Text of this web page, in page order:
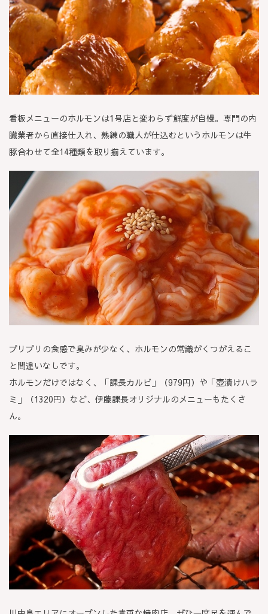
看板メニューのホルモンは1号店と変わらず鮮度が自慢。専門の内
臓業者から直接仕入れ、熟練の職人が仕込むというホルモンは牛
豚合わせて全14種類を取り揃えています。
プリプリの食感で臭みが少なく、ホルモンの常識がくつがえるこ
と間違いなしです。
ホルモンだけではなく、「課長カルビ」（979円）や「壺漬けハラ
ミ」（1320円）など、伊藤課長オリジナルのメニューもたくさ
ん。